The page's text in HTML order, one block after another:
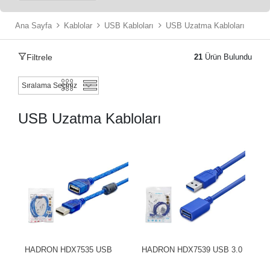
Ana Sayfa Kablolar USB Kabloları USB Uzatma Kabloları
Filtrele 21 Ürün Bulundu
USB Uzatma Kabloları
HADRON HDX7535 USB
HADRON HDX7539 USB 3.0